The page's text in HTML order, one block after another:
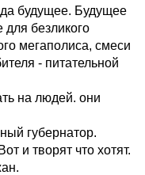
будущее. Будущее
для безликого
мегаполиса, смеси
- питательной
на людей. они
губернатор.
и творят что хотят.